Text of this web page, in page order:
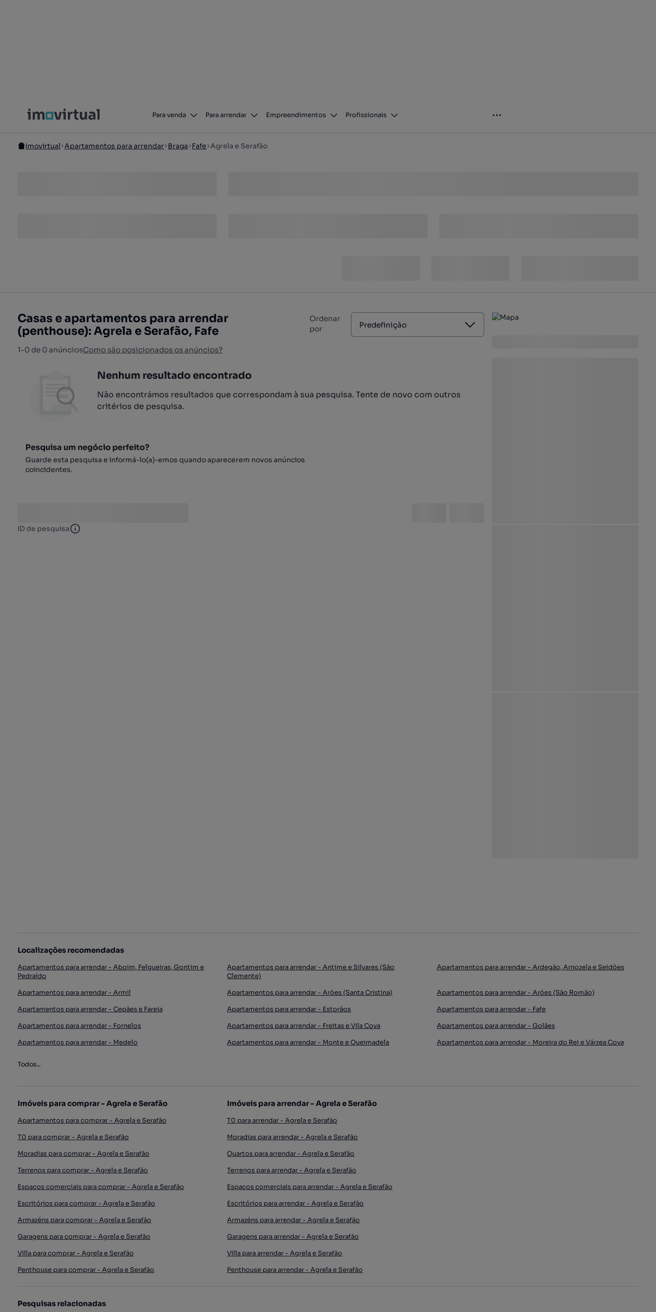
Para venda Para arrendar Empreendimentos Profissionais
Imovirtual Apartamentos para arrendar Braga Fafe Agrela e Serafão
Casas e apartamentos para arrendar
(penthouse): Agrela e Serafão, Fafe
1-0 de 0 anúnciosComo são posicionados os anúncios?
Ordenar
por
Predefinição
Nenhum resultado encontrado
Não encontrámos resultados que correspondam à sua pesquisa. Tente de novo com outros
critérios de pesquisa.
Pesquisa um negócio perfeito?
Guarde esta pesquisa e informá-lo(a)-emos quando aparecerem novos anúncios
coincidentes.
ID de pesquisa ID de pesquisa
Localizações recomendadas
Apartamentos para arrendar - Aboim, Felgueiras, Gontim e
Pedraído
Apartamentos para arrendar - Antime e Silvares (São
Clemente)
Apartamentos para arrendar - Ardegão, Arnozela e Seidões
Apartamentos para arrendar - Armil Apartamentos para arrendar - Arões (Santa Cristina)
Apartamentos para arrendar - Arões (São Romão)
Apartamentos para arrendar - Cepães e Fareja
Apartamentos para arrendar - Estorãos
Apartamentos para arrendar - Fafe
Apartamentos para arrendar - Fornelos
Apartamentos para arrendar - Freitas e Vila Cova
Apartamentos para arrendar - Golães
Apartamentos para arrendar - Medelo
Apartamentos para arrendar - Monte e Queimadela Apartamentos para arrendar - Moreira do Rei e Várzea Cova
Todos...
Imóveis para comprar - Agrela e Serafão
Apartamentos para comprar - Agrela e Serafão
T0 para comprar - Agrela e Serafão
Moradias para comprar - Agrela e Serafão
Terrenos para comprar - Agrela e Serafão
Espaços comerciais para comprar - Agrela e Serafão
Escritórios para comprar - Agrela e Serafão
Armazéns para comprar - Agrela e Serafão
Garagens para comprar - Agrela e Serafão
Villa para comprar - Agrela e Serafão
Penthouse para comprar - Agrela e Serafão
Imóveis para arrendar - Agrela e Serafão
T0 para arrendar - Agrela e Serafão
Moradias para arrendar - Agrela e Serafão
Quartos para arrendar - Agrela e Serafão
Terrenos para arrendar - Agrela e Serafão
Espaços comerciais para arrendar - Agrela e Serafão
Escritórios para arrendar - Agrela e Serafão
Armazéns para arrendar - Agrela e Serafão
Garagens para arrendar - Agrela e Serafão
Villa para arrendar - Agrela e Serafão
Penthouse para arrendar - Agrela e Serafão
Pesquisas relacionadas